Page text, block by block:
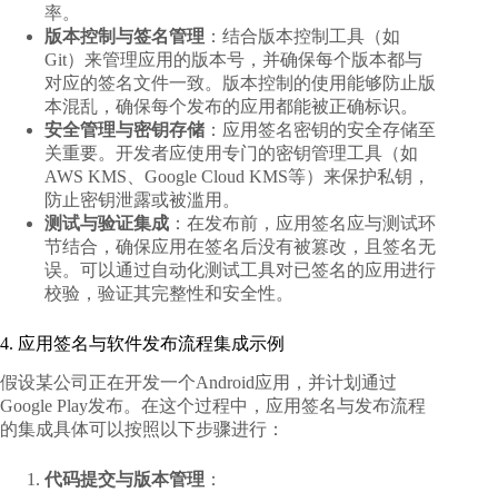
率。
版本控制与签名管理 ：结合版本控制工具（如
Git）来管理应用的版本号，并确保每个版本都与
对应的签名文件一致。版本控制的使用能够防止版
本混乱，确保每个发布的应用都能被正确标识。
安全管理与密钥存储 ：应用签名密钥的安全存储至
关重要。开发者应使用专门的密钥管理工具（如
AWS KMS、Google Cloud KMS等）来保护私钥，
防止密钥泄露或被滥用。
测试与验证集成 ：在发布前，应用签名应与测试环
节结合，确保应用在签名后没有被篡改，且签名无
误。可以通过自动化测试工具对已签名的应用进行
校验，验证其完整性和安全性。
4. 应用签名与软件发布流程集成示例
假设某公司正在开发一个Android应用，并计划通过
Google Play发布。在这个过程中，应用签名与发布流程
的集成具体可以按照以下步骤进行：
代码提交与版本管理 ：